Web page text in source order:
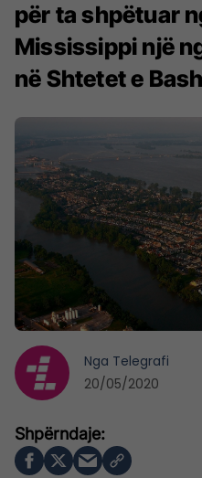
për ta shpëtuar
Mississippi një
në Shtetet e
Nga Telegrafi
20/05/2020